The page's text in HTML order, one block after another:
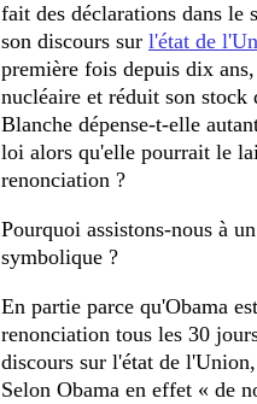
fait des déclarations dans le
son discours sur l'état de
première fois depuis dix
nucléaire et réduit son
Blanche dépense-t-elle
loi alors qu'elle pourrait le
renonciation ?
Pourquoi assistons-nous à
symbolique ?
En partie parce qu'Obama
renonciation tous les 30
discours sur l'état de
Selon Obama en effet « de